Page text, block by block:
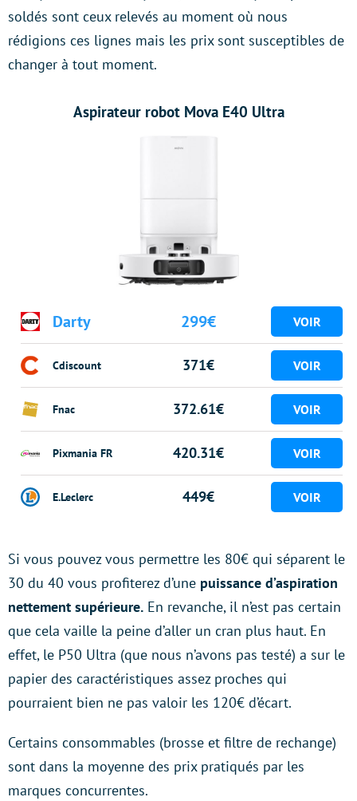
soldés sont ceux relevés au moment où nous
rédigions ces lignes mais les prix sont susceptibles de
changer à tout moment.
Aspirateur robot Mova E40 Ultra
Darty 299€
Cdiscount 371€
Fnac 372.61€
Pixmania FR 420.31€
E.Leclerc 449€
Si vous pouvez vous permettre les 80€ qui séparent le
30 du 40 vous profiterez d’une puissance d’aspiration
nettement supérieure. En revanche, il n’est pas certain
que cela vaille la peine d’aller un cran plus haut. En
effet, le P50 Ultra (que nous n’avons pas testé) a sur le
papier des caractéristiques assez proches qui
pourraient bien ne pas valoir les 120€ d’écart.
Certains consommables (brosse et filtre de rechange)
sont dans la moyenne des prix pratiqués par les
marques concurrentes.